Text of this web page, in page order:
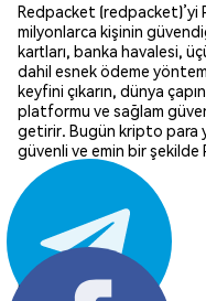
Redpacket (redpacket)’yi
milyonlarca kişinin
kartları, banka havalesi,
dahil esnek ödeme
keyfini çıkarın, dünya
platformu ve sağlam
getirir. Bugün kripto para
güvenli ve emin bir şekilde
Paylaş: